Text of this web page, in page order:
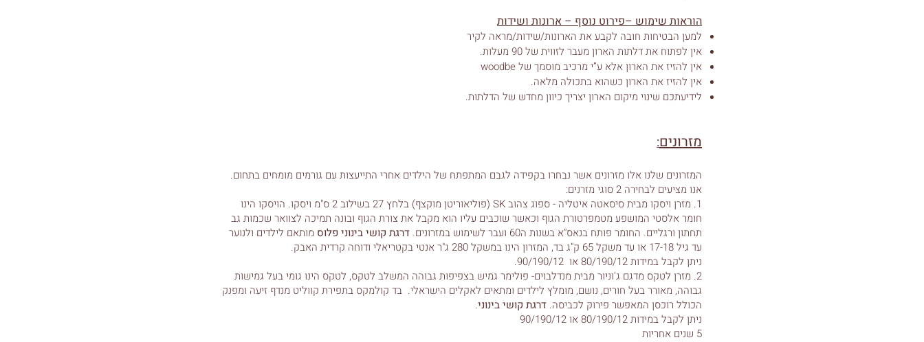
הוראות שימוש –פירוט נוסף – ארונות ושידות
למען הבטיחות חובה לקבע את הארונות/שידות/מראה לקיר
אין לפתוח את דלתות הארון מעבר לזווית של 90 מעלות.
אין להזיז את הארון אלא ע”י מרכיב מוסמך של woodbe
אין להזיז את הארון כשהוא בתכולה מלאה.
לידיעתכם שינוי מיקום הארון יצריך כיוון מחדש של הדלתות.
מזרונים:
המזרונים שלנו אלו מזרונים אשר נבחרו בקפידה לגבם המתפתח של הילדים אחרי התייעצות עם גורמים מומחים בתחום.
אנו מציעים לבחירה 2 סוגי מזרנים:
1. מזרן ויסקו מבית סיסאטה איטליה - ספוג צהוב SK (פוליאוריטן מוקצף) בלחץ 27 בשילוב 2 ס"מ ויסקו. הויסקו הינו
חומר אלסטי המושפע מטמפרטורת הגוף וכאשר שוכבים עליו הוא מקבל את צורת הגוף ובונה תמיכה לצוואר שכמות גב
תחתון ורגליים. החומר פותח בנאס"א בשנות ה60 ועבר לשימוש במזרונים.
דרגת קושי בינוני פלוס מותאם לילדים ולנוער
עד גיל 17-18 או עד משקל 65 ק"ג בד, המזרון הינו במשקל 280 ג"ר אנטי בקטריאלי ודוחה קרדית האבק.
ניתן לקבל במידות 80/190/12 או 90/190/12.
2. מזרן לטקס מדגם ג'וניור מבית מנדלבוים- פולימר גמיש בצפיפות גבוהה המשלב לטקס, לטקס הינו גומי בעל גמישות
גבוהה, מאורר בעל חורים, נושם, מומלץ לילדים ומתאים לאקלים הישראלי. בד קולמקס בתפירת קווליט מנדף זיעה ומפנק
הכולל רוכסן המאפשר פירוק לכביסה. דרגת קושי בינוני.
ניתן לקבל במידות 80/190/12 או 90/190/12
5 שנים אחריות